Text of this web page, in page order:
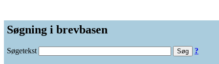
Søgning i brevbasen
Søgetekst ?